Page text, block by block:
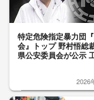
特定危険指定暴力団
会』トップ 野村悟総
県公安委員会が公示
2026